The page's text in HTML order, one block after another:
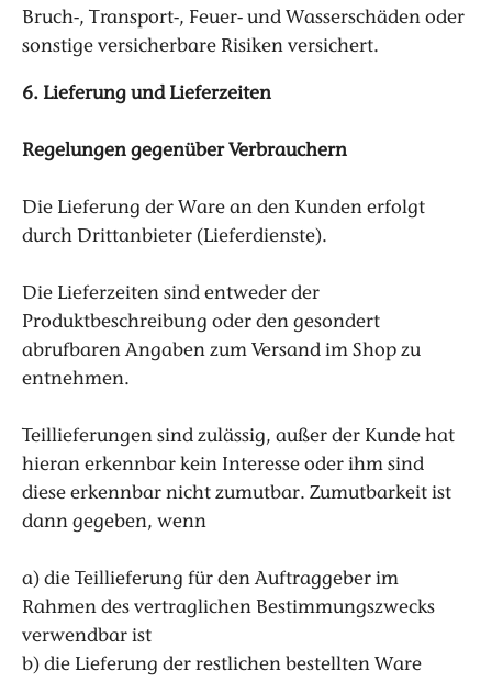
Bruch-, Transport-, Feuer- und Wasserschäden oder
sonstige versicherbare Risiken versichert.
6. Lieferung und Lieferzeiten
Regelungen gegenüber Verbrauchern
Die Lieferung der Ware an den Kunden erfolgt
durch Drittanbieter (Lieferdienste).
Die Lieferzeiten sind entweder der
Produktbeschreibung oder den gesondert
abrufbaren Angaben zum Versand im Shop zu
entnehmen.
Teillieferungen sind zulässig, außer der Kunde hat
hieran erkennbar kein Interesse oder ihm sind
diese erkennbar nicht zumutbar. Zumutbarkeit ist
dann gegeben, wenn
a) die Teillieferung für den Auftraggeber im
Rahmen des vertraglichen Bestimmungszwecks
verwendbar ist
b) die Lieferung der restlichen bestellten Ware